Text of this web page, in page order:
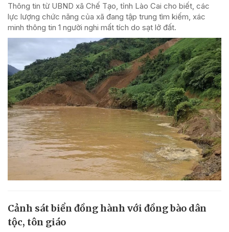
Thông tin từ UBND xã Chế Tạo, tỉnh Lào Cai cho biết, các
lực lượng chức năng của xã đang tập trung tìm kiếm, xác
minh thông tin 1 người nghi mất tích do sạt lở đất.
Cảnh sát biển đồng hành với đồng bào dân
tộc, tôn giáo